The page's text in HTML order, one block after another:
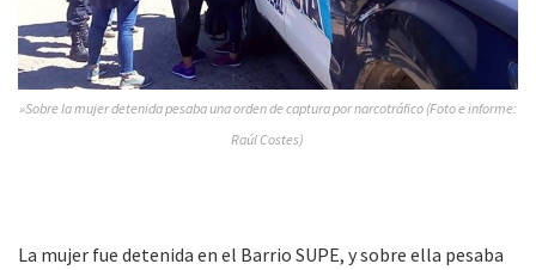
»Sobre la mujer detenida pesaba una orden de captura por narcotráfico (Foto e informe:
Raúl Costes)
La mujer fue detenida en el Barrio SUPE, y sobre ella pesaba